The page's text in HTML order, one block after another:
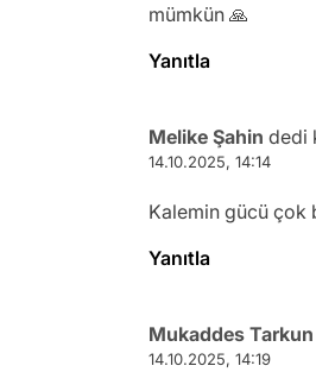
mümkün 🙏
Yanıtla
Melike Şahin dedi
14.10.2025, 14:14
Kalemin gücü çok
Yanıtla
Mukaddes Tarkun
14.10.2025, 14:19